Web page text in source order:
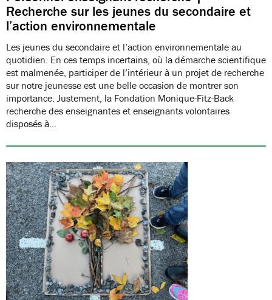
Recherche sur les jeunes du secondaire et
l’action environnementale
Les jeunes du secondaire et l’action environnementale au
quotidien. En ces temps incertains, où la démarche scientifique
est malmenée, participer de l’intérieur à un projet de recherche
sur notre jeunesse est une belle occasion de montrer son
importance. Justement, la Fondation Monique-Fitz-Back
recherche des enseignantes et enseignants volontaires
disposés à…